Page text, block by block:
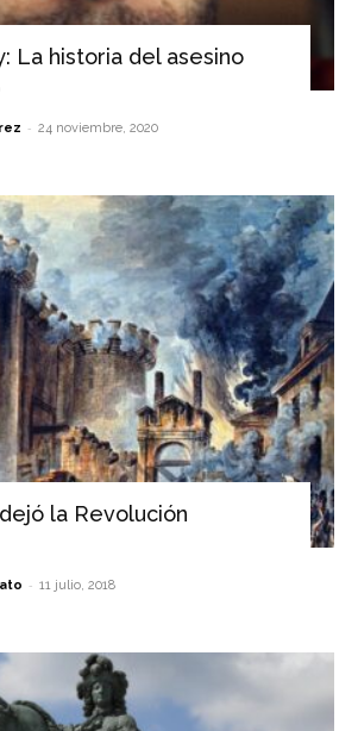
La historia del asesino
- 24 noviembre, 2020
la Revolución
- 11 julio, 2018